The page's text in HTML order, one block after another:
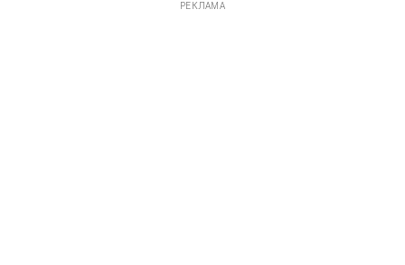
РЕКЛАМА